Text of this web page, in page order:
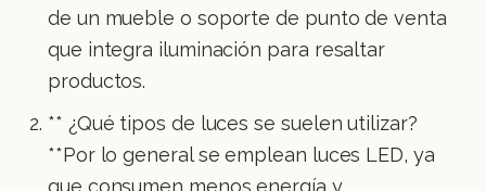
de un mueble o soporte de punto de venta
que integra iluminación para resaltar
productos.
** ¿Qué tipos de luces se suelen utilizar?
**Por lo general se emplean luces LED, ya
que consumen menos energía y